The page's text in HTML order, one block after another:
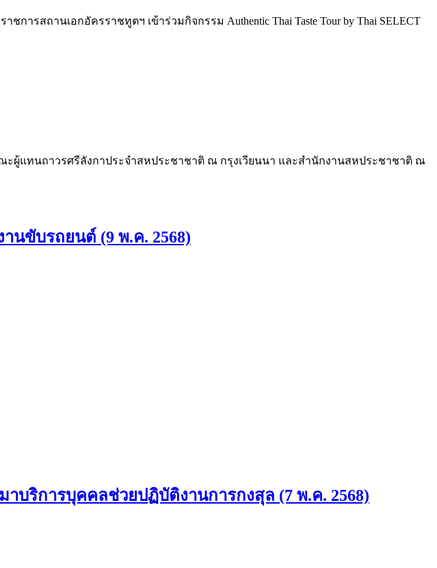
รสถานเอกอัครราชทูตฯ เข้าร่วมกิจกรรม Authentic Thai Taste Tour by Thai SELECT
ผู้แทนถาวรศรีลังกาประจำสหประชาชาติ ณ กรุงเวียนนา และสำนักงานสหประชาชาติ ณ
นขับรถยนต์ (9 พ.ค. 2568)
บริการบุคคลช่วยปฏิบัติงานการกงสุล (7 พ.ค. 2568)